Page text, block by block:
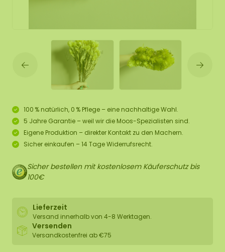
100 % natürlich, 0 % Pflege – eine nachhaltige Wahl.
5 Jahre Garantie – weil wir die Moos-Spezialisten sind.
Eigene Produktion – direkter Kontakt zu den Machern.
Sicher einkaufen – 14 Tage Widerrufsrecht.
Sicher bestellen mit kostenlosem Käuferschutz bis
100€
Lieferzeit
Versand innerhalb von 4-8 Werktagen.
Versenden
Versandkostenfrei ab €75